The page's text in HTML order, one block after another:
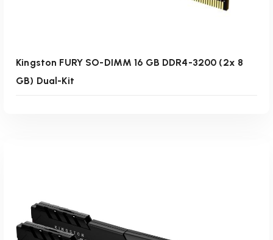
Kingston FURY SO-DIMM 16 GB DDR4-3200 (2x 8
GB) Dual-Kit